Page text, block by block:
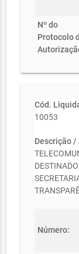
Nº do
Protocolo
Cód.
10053
Descrição
Número: